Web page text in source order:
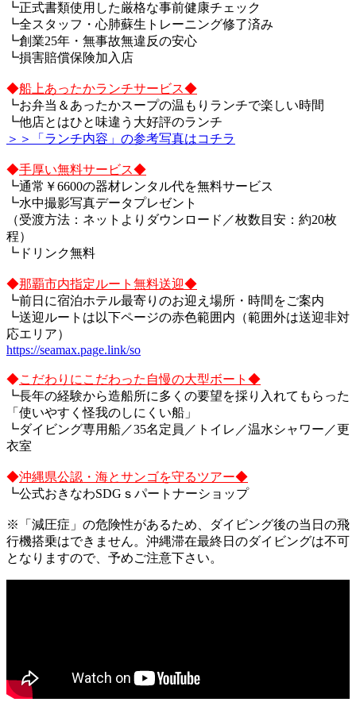
┗正式書類使用した厳格な事前健康チェック
┗全スタッフ・心肺蘇生トレーニング修了済み
┗創業25年・無事故無違反の安心
┗損害賠償保険加入店
◆船上あったかランチサービス◆
┗お弁当＆あったかスープの温もりランチで楽しい時間
┗他店とはひと味違う大好評のランチ
＞＞「ランチ内容」の参考写真はコチラ
◆手厚い無料サービス◆
┗通常￥6600の器材レンタル代を無料サービス
┗水中撮影写真データプレゼント
（受渡方法：ネットよりダウンロード／枚数目安：約20枚
程）
┗ドリンク無料
◆那覇市内指定ルート無料送迎◆
┗前日に宿泊ホテル最寄りのお迎え場所・時間をご案内
┗送迎ルートは以下ページの赤色範囲内（範囲外は送迎非対
応エリア）
https://seamax.page.link/so
◆こだわりにこだわった自慢の大型ボート◆
┗長年の経験から造船所に多くの要望を採り入れてもらった
「使いやすく怪我のしにくい船」
┗ダイビング専用船／35名定員／トイレ／温水シャワー／更
衣室
◆沖縄県公認・海とサンゴを守るツアー◆
┗公式おきなわSDGｓパートナーショップ
※「減圧症」の危険性があるため、ダイビング後の当日の飛
行機搭乗はできません。沖縄滞在最終日のダイビングは不可
となりますので、予めご注意下さい。